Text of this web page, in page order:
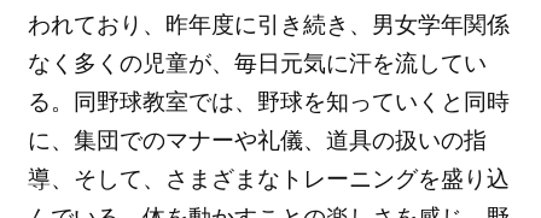
われており、 昨年度に引き続き、男女学年関係
なく多くの児童が、毎日元気に汗を流してい
る。同野球教室では、 野球を知っていくと同時
に、集団でのマナーや礼儀、道具の扱いの指
導、そして、 さまざまなトレーニングを盛り込